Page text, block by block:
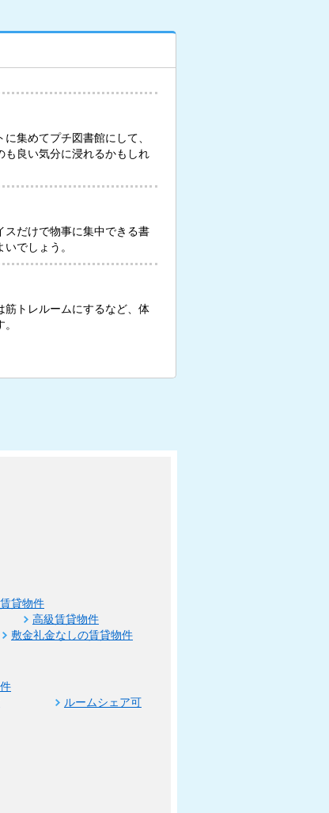
集めてプチ図書館にして、
も良い気分に浸れるかもしれ
スだけで物事に集中できる書
でしょう。
筋トレルームにするなど、体
貸物件
高級賃貸物件
敷金礼金なしの賃貸物件
ルームシェア可